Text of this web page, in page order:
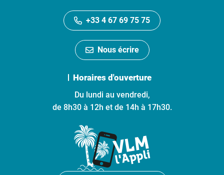
+33 4 67 69 75 75
Nous écrire
Horaires d'ouverture
Du lundi au vendredi,
de 8h30 à 12h et de 14h à 17h30.